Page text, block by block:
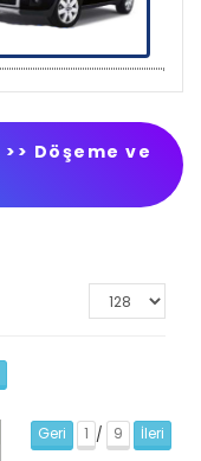
>> Döşeme ve
Geri 1 / 9 İleri